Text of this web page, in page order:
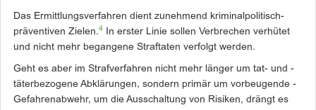
Das Ermittlungsverfahren dient zunehmend kriminalpolitisch-
präventiven Zielen.4
In erster Linie sollen Verbrechen verhütet
und nicht mehr begangene Straftaten verfolgt werden.
Geht es aber im Strafverfahren nicht mehr länger um tat- und ­
täterbezogene Abklärungen, ­sondern primär um vorbeugende ­
Gefahrenabwehr, um die Ausschaltung von Risiken, drängt es